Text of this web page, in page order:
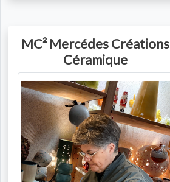
MC² Mercédes Créations
Céramique
Photo de l'artiste